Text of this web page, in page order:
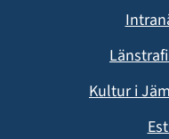
Kultur i